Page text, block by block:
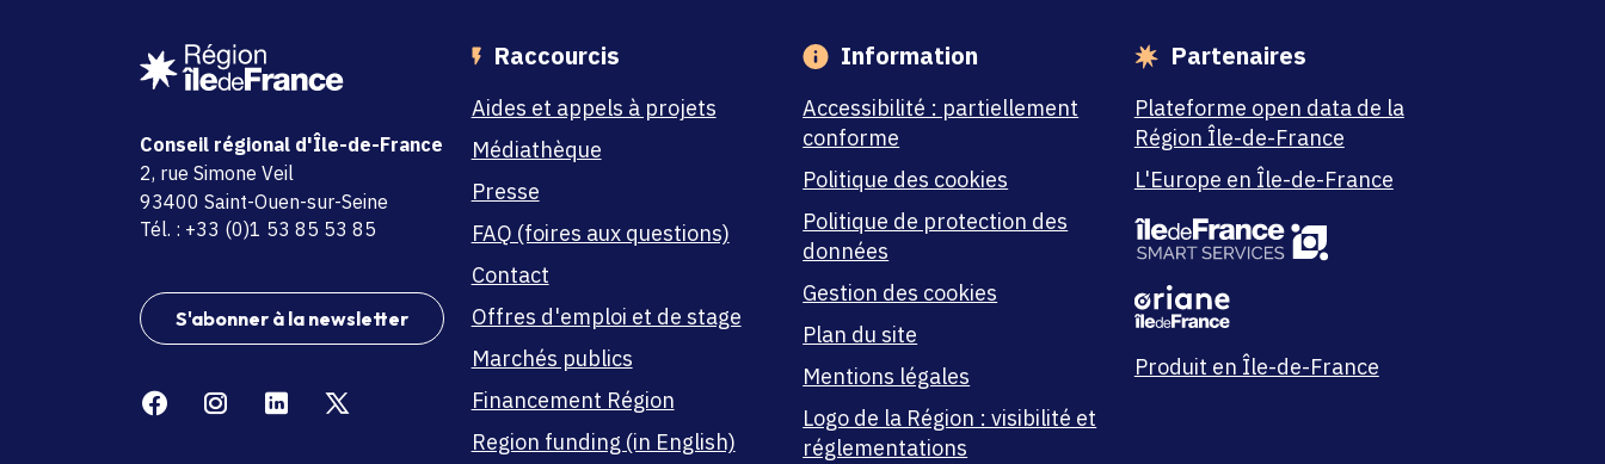
Conseil régional d'Île-de-France
adresse
2, rue Simone Veil
code postal et commune
93400 Saint-Ouen-sur-Seine
Tél. : +33 (0)1 53 85 53 85
S'abonner à la newsletter
FacebookInstagramLinkedin
Raccourcis
Aides et appels à projets
Médiathèque
Presse
FAQ (foires aux questions)
Contact
Offres d'emploi et de stage
Marchés publics
Financement Région
Region funding (in English)
Information
Accessibilité : partiellement
conforme
Politique des cookies
Politique de protection des
données
Gestion des cookies
Plan du site
Mentions légales
Logo de la Région : visibilité et
réglementations
Partenaires
Plateforme open data de la
Région Île-de-France
L'Europe en Île-de-France
Produit en Île-de-France